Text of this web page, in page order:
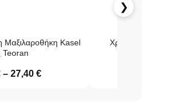
Μαξιλαροθήκη Kasel
Teoran
– 27,40 €
❯